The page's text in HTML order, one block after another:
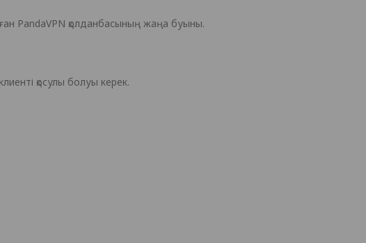
PandaVPN қолданбасының жаңа буыны.
қосулы болуы керек.